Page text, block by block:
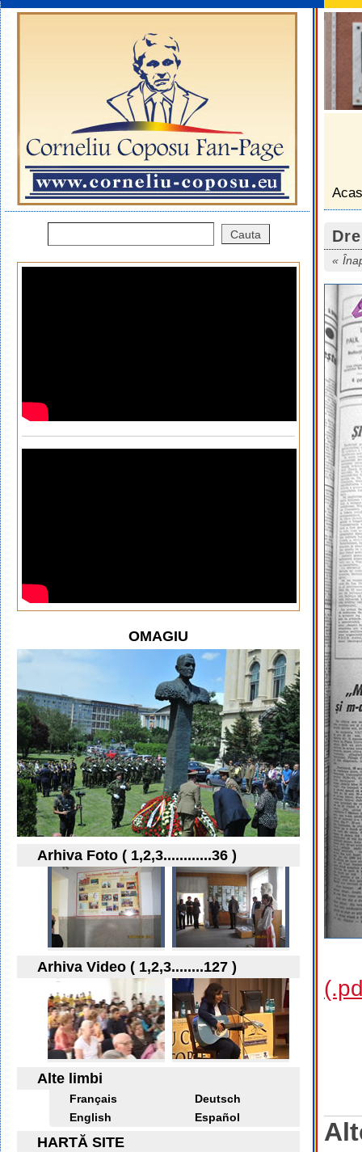
OMAGIU
Arhiva Foto ( 1,2,3............36 )
Arhiva Video ( 1,2,3........127 )
Alte limbi
Français
Deutsch
English
Español
HARTĂ SITE